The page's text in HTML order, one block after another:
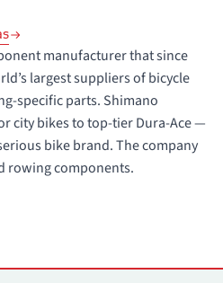
manufacturer that since
largest suppliers of bicycle
specific parts. Shimano
city bikes to top-tier Dura-Ace —
bike brand. The company
rowing components.